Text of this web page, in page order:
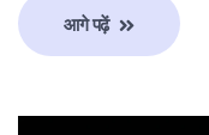
आगे पढ़ें